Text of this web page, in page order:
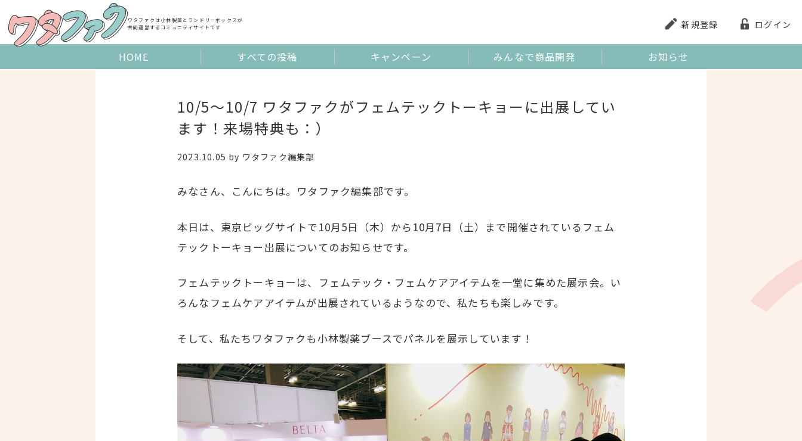
to
content
ワタファクは小林製薬とランドリーボックスが
共同運営するコミュニティサイトです
新規登録 ログイン
HOME すべての投稿 キャンペーン みんなで商品開発 お知らせ
10/5〜10/7 ワタファクがフェムテックトーキョーに出展してい
ます！来場特典も：）
2023.10.05 by ワタファク編集部
みなさん、こんにちは。ワタファク編集部です。
本日は、東京ビッグサイトで10月5日（木）から10月7日（土）まで開催されているフェム
テックトーキョー出展についてのお知らせです。
フェムテックトーキョーは、フェムテック・フェムケアアイテムを一堂に集めた展示会。い
ろんなフェムケアアイテムが出展されているようなので、私たちも楽しみです。
そして、私たちワタファクも小林製薬ブースでパネルを展示しています！